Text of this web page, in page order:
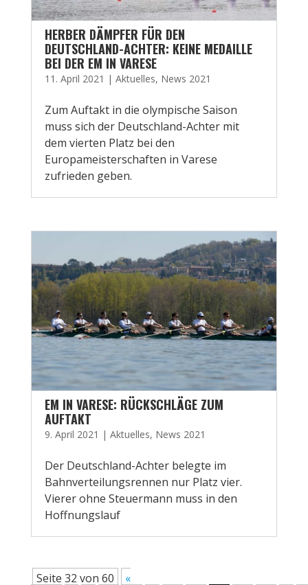
HERBER DÄMPFER FÜR DEN
DEUTSCHLAND-ACHTER: KEINE MEDAILLE
BEI DER EM IN VARESE
11. April 2021 | Aktuelles, News 2021
Zum Auftakt in die olympische Saison
muss sich der Deutschland-Achter mit
dem vierten Platz bei den
Europameisterschaften in Varese
zufrieden geben.
EM IN VARESE: RÜCKSCHLÄGE ZUM
AUFTAKT
9. April 2021 | Aktuelles, News 2021
Der Deutschland-Achter belegte im
Bahnverteilungsrennen nur Platz vier.
Vierer ohne Steuermann muss in den
Hoffnungslauf
Seite 32 von 60 «